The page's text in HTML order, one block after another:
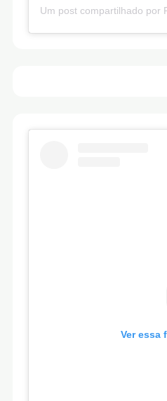
Um post compartilhado por
Ver essa